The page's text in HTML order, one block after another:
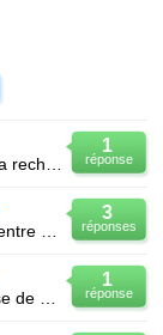
1
réponse
3
réponses
1
réponse